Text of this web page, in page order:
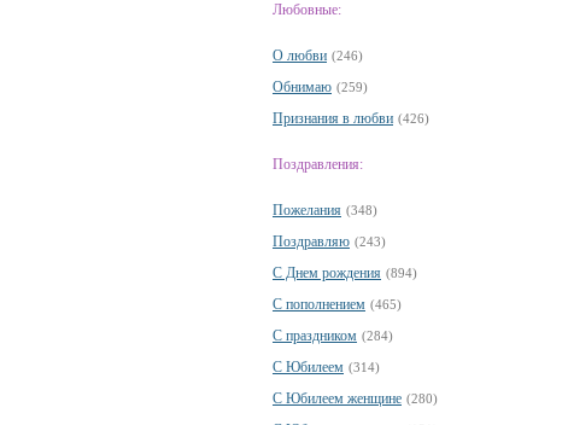
Любовные:
О любви (246)
Обнимаю (259)
Признания в любви (426)
Поздравления:
Пожелания (348)
Поздравляю (243)
С Днем рождения (894)
С пополнением (465)
С праздником (284)
С Юбилеем (314)
С Юбилеем женщине (280)